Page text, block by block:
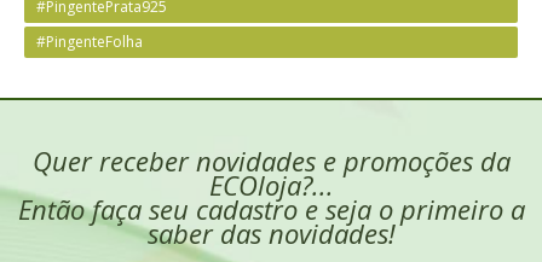
#PingentePrata925
#PingenteFolha
Quer receber novidades e promoções da
ECOloja?...
Então faça seu cadastro e seja o primeiro a
saber das novidades!